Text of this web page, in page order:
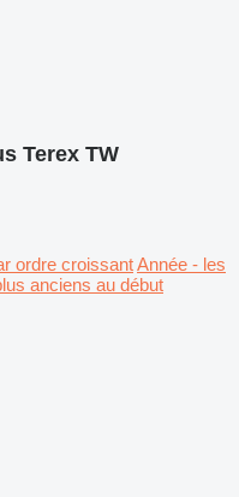
Terex TW
ordre croissantAnnée - les
anciens au début